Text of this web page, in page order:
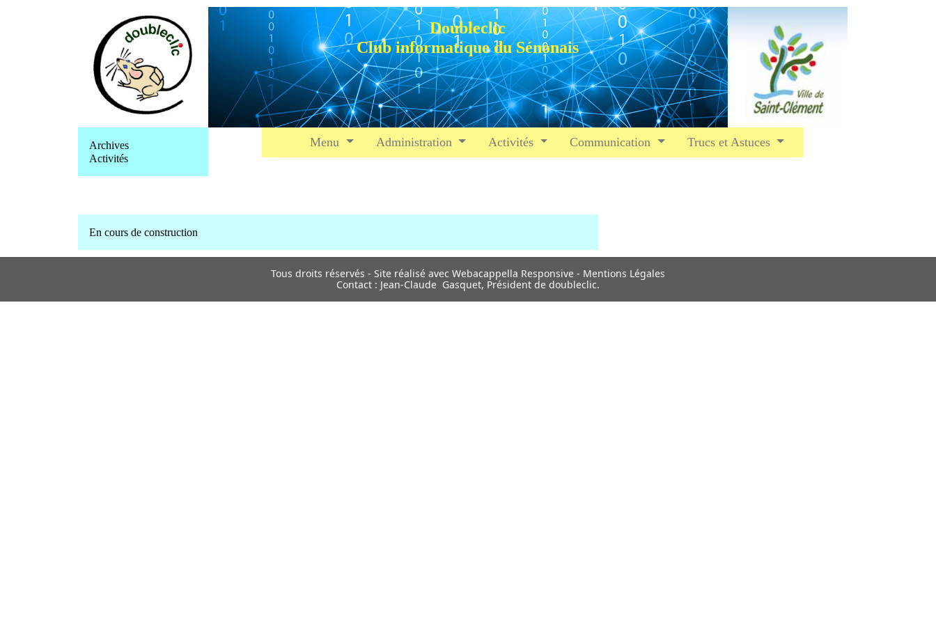
Doubleclic
Club informatique du Sénonais
Archives
Activités
Menu Administration Activités Communication Trucs et Astuces
En cours de construction
Tous droits réservés - Site réalisé avec Webacappella Responsive - Mentions Légales
Contact : Jean-Claude Gasquet, Président de doubleclic.